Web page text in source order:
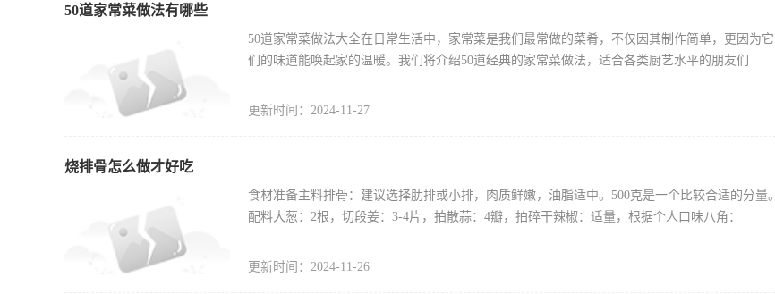
50道家常菜做法有哪些
50道家常菜做法大全在日常生活中，家常菜是我们最常做的菜肴，不仅因其制作简单，更因为它
们的味道能唤起家的温暖。我们将介绍50道经典的家常菜做法，适合各类厨艺水平的朋友们
更新时间：2024-11-27
烧排骨怎么做才好吃
食材准备主料排骨：建议选择肋排或小排，肉质鲜嫩，油脂适中。500克是一个比较合适的分量。
配料大葱：2根，切段姜：3-4片，拍散蒜：4瓣，拍碎干辣椒：适量，根据个人口味八角：
更新时间：2024-11-26